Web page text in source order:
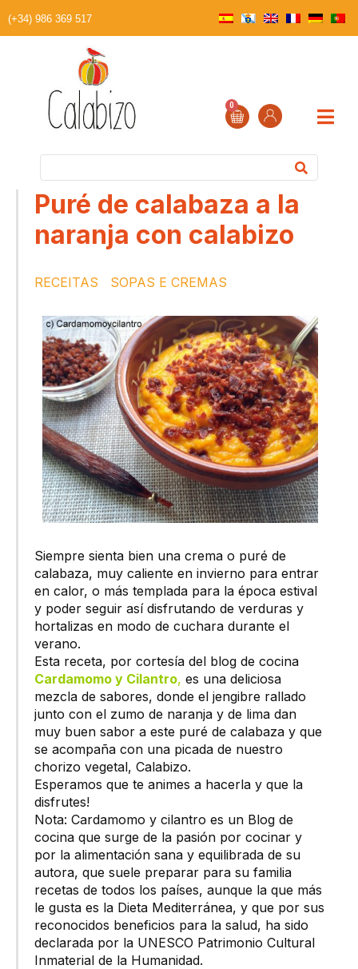
(+34) 986 369 517
0
Puré de calabaza a la
naranja con calabizo
RECEITAS SOPAS E CREMAS
Siempre sienta bien una crema o puré de
calabaza, muy caliente en invierno para entrar
en calor, o más templada para la época estival
y poder seguir así disfrutando de verduras y
hortalizas en modo de cuchara durante el
verano.
Esta receta, por cortesía del blog de cocina
Cardamomo y Cilantro, es una deliciosa
mezcla de sabores, donde el jengibre rallado
junto con el zumo de naranja y de lima dan
muy buen sabor a este puré de calabaza y que
se acompaña con una picada de nuestro
chorizo vegetal, Calabizo.
Esperamos que te animes a hacerla y que la
disfrutes!
Nota: Cardamomo y cilantro es un Blog de
cocina que surge de la pasión por cocinar y
por la alimentación sana y equilibrada de su
autora, que suele preparar para su familia
recetas de todos los países, aunque la que más
le gusta es la Dieta Mediterránea, y que por sus
reconocidos beneficios para la salud, ha sido
declarada por la UNESCO Patrimonio Cultural
Inmaterial de la Humanidad.